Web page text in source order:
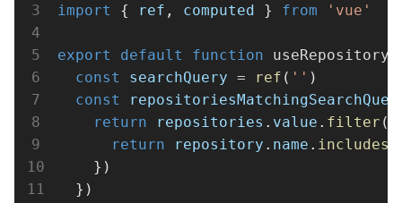
import { ref , computed } from 'vue'
export default function
const
searchQuery = ref ( '' )
const
return
repositories . value . filter (
return
repository . name . includes
    })
  })